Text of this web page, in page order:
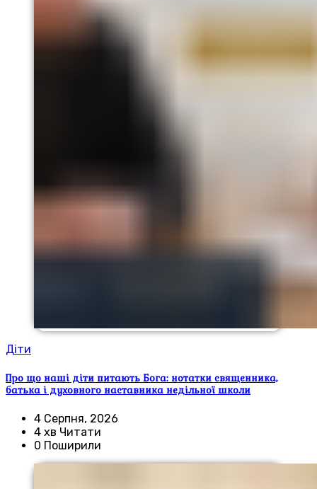
Діти
Про що наші діти питають Бога: нотатки священника,
батька і духовного наставника недільної школи
4 Серпня, 2026
4 хв Читати
0 Поширили